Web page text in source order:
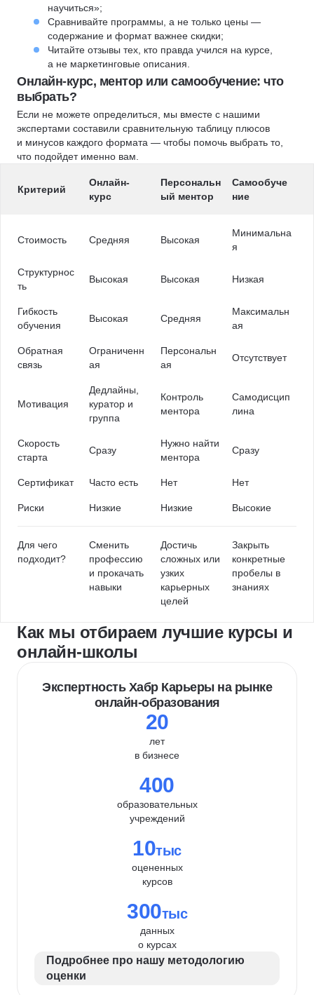
научиться»;
Сравнивайте программы, а не только цены —
содержание и формат важнее скидки;
Читайте отзывы тех, кто правда учился на курсе,
а не маркетинговые описания.
Онлайн-курс, ментор или самообучение: что
выбрать?
Если не можете определиться, мы вместе с нашими
экспертами составили сравнительную таблицу плюсов
и минусов каждого формата — чтобы помочь выбрать то,
что подойдет именно вам.
Критерий
Онлайн-
курс
Персональн
ый ментор
Самообуче
ние
Стоимость Средняя Высокая
Минимальна
я
Структурнос
ть
Высокая Высокая Низкая
Гибкость
обучения
Высокая Средняя
Максимальн
ая
Обратная
связь
Ограниченн
ая
Персональн
ая
Отсутствует
Мотивация
Дедлайны,
куратор и
группа
Контроль
ментора
Самодисцип
лина
Скорость
старта
Сразу
Нужно найти
ментора
Сразу
Сертификат Часто есть Нет Нет
Риски Низкие Низкие Высокие
Для чего
подходит?
Сменить
профессию
и прокачать
навыки
Достичь
сложных или
узких
карьерных
целей
Закрыть
конкретные
пробелы в
знаниях
Как мы отбираем лучшие курсы и
онлайн-школы
Экспертность Хабр Карьеры на рынке
онлайн-образования
20
лет
в бизнесе
400
образовательных
учреждений
10тыс
оцененных
курсов
300тыс
данных
о курсах
Подробнее про нашу методологию
оценки